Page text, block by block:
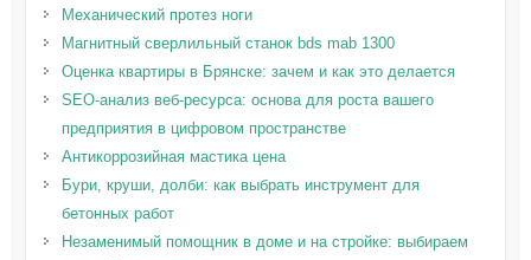
Механический протез ноги
Магнитный сверлильный станок bds mab 1300
Оценка квартиры в Брянске: зачем и как это делается
SEO-анализ веб-ресурса: основа для роста вашего
предприятия в цифровом пространстве
Антикоррозийная мастика цена
Бури, круши, долби: как выбрать инструмент для
бетонных работ
Незаменимый помощник в доме и на стройке: выбираем